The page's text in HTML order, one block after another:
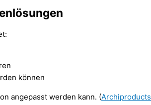
können
angepasst werden kann. (Archiproducts